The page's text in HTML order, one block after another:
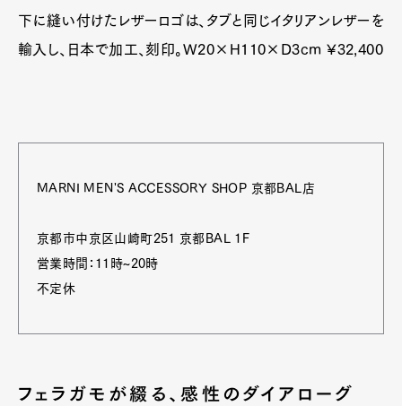
下に縫い付けたレザーロゴは、タブと同じイタリアンレザーを
輸入し、日本で加工、刻印。W20×H110×D3cm ¥32,400
MARNI MEN'S ACCESSORY SHOP 京都BAL店
京都市中京区山崎町251 京都BAL 1F
営業時間：11時~20時
不定休
フェラガモが綴る、感性のダイアローグ